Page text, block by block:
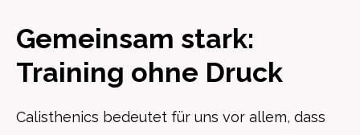
Gemeinsam stark:
Training ohne Druck
Calisthenics bedeutet für uns vor allem, dass